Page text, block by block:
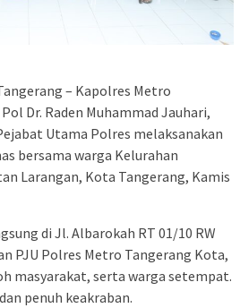
– Kapolres Metro
Dr. Raden Muhammad Jauhari,
Utama Polres melaksanakan
bersama warga Kelurahan
Larangan, Kota Tangerang, Kamis
di Jl. Albarokah RT 01/10 RW
PJU Polres Metro Tangerang Kota,
masyarakat, serta warga setempat.
penuh keakraban.